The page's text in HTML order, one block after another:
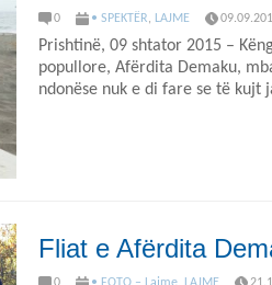
0 • SPEKTËR, LAJME
Prishtinë, 09 shtator 2015 –
popullore, Afërdita Demaku,
ndonëse nuk e di fare se të kujt
Fliat e Afërdita